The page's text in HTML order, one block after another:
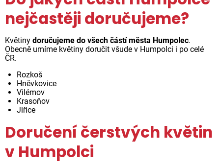
nejčastěji doručujeme?
Květiny doručujeme do všech částí města Humpolec.
Obecně umíme květiny doručit všude v Humpolci i po celé
ČR.
Rozkoš
Hněvkovice
Vilémov
Krasoňov
Jiřice
Doručení čerstvých květin
v Humpolci